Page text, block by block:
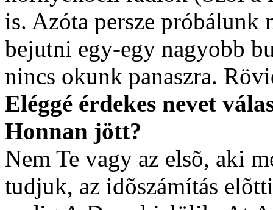
is. Azóta persze próbálunk
bejutni egy-egy nagyobb
nincs okunk panaszra.
Eléggé érdekes nevet
Honnan jött?
Nem Te vagy az elsõ, aki
tudjuk, az idõszámítás